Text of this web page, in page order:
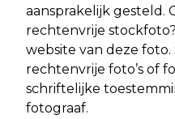
aansprakelijk gesteld.
rechtenvrije
website van deze
rechtenvrije foto’s of
schriftelijke
fotograaf.